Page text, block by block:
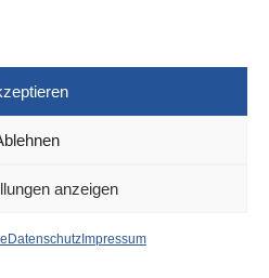
anzeigen
Datenschutz Impressum